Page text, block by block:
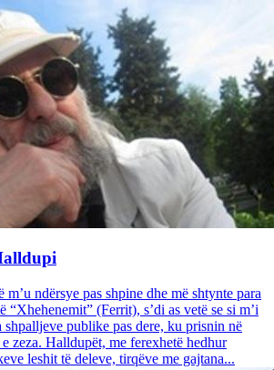
ndërsye pas shpine dhe më shtynte para
“Xhehenemit” (Ferrit), s’di as vetë se si m’i
shpalljeve publike pas dere, ku prisnin në
zeza. Halldupët, me ferexhetë hedhur
leshit të deleve, tirqëve me gajtana...